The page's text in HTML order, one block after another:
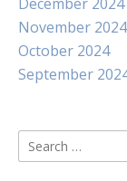
November 2024
October 2024
September
Search
for: